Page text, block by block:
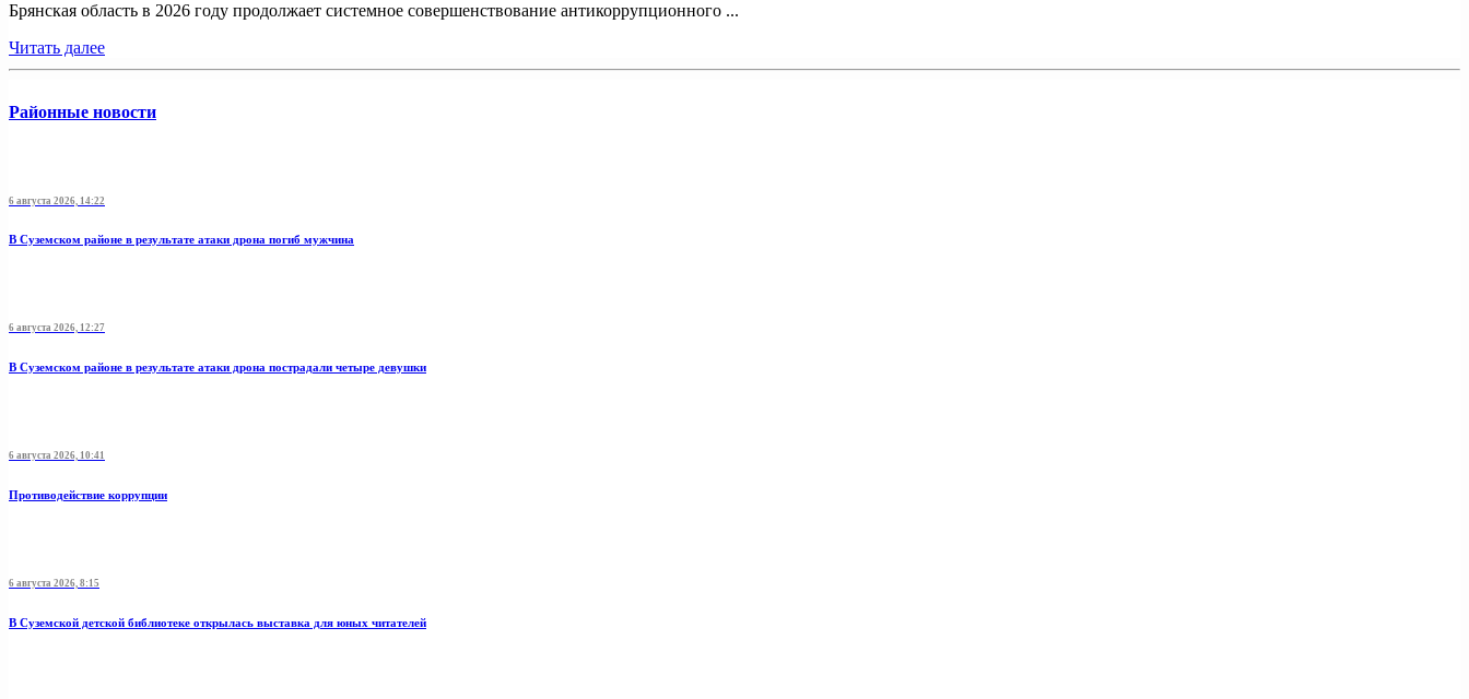
Брянская область в 2026 году продолжает системное совершенствование антикоррупционного ...
Читать далее
Районные новости
6 августа 2026, 14:22
В Суземском районе в результате атаки дрона погиб мужчина
6 августа 2026, 12:27
В Суземском районе в результате атаки дрона пострадали четыре девушки
6 августа 2026, 10:41
Противодействие коррупции
6 августа 2026, 8:15
В Суземской детской библиотеке открылась выставка для юных читателей